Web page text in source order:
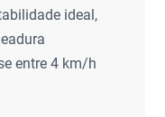
ideal,
entre 4 km/h